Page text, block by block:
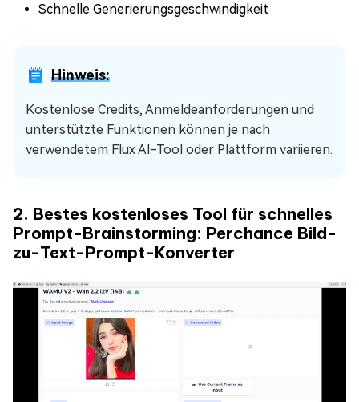
Schnelle Generierungsgeschwindigkeit
Hinweis:
Kostenlose Credits, Anmeldeanforderungen und
unterstützte Funktionen können je nach
verwendetem Flux AI-Tool oder Plattform variieren.
2. Bestes kostenloses Tool für schnelles
Prompt-Brainstorming: Perchance Bild-
zu-Text-Prompt-Konverter